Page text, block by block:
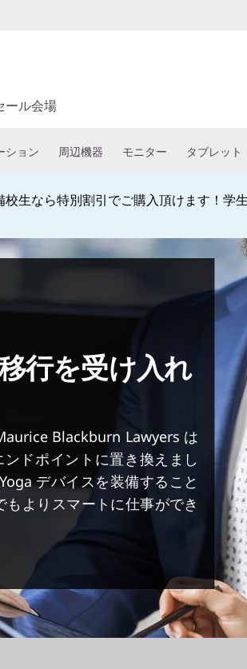
ール会場
ション 周辺機器 モニター タブレット
生なら特別割引でご購入頂けます！学
行を受け入れ
Blackburn Lawyers は
ドポイントに置き換えまし
デバイスを装備すること
よりスマートに仕事ができ